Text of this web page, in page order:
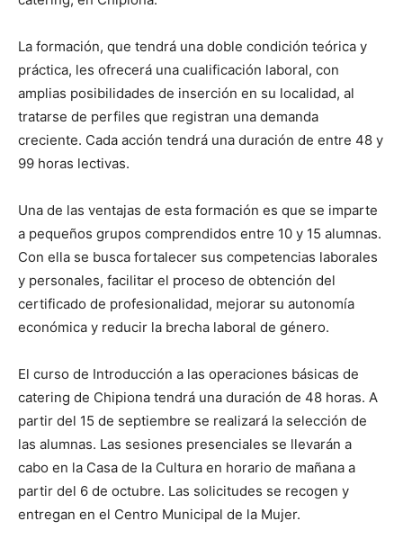
La formación, que tendrá una doble condición teórica y
práctica, les ofrecerá una cualificación laboral, con
amplias posibilidades de inserción en su localidad, al
tratarse de perfiles que registran una demanda
creciente. Cada acción tendrá una duración de entre 48 y
99 horas lectivas.
Una de las ventajas de esta formación es que se imparte
a pequeños grupos comprendidos entre 10 y 15 alumnas.
Con ella se busca fortalecer sus competencias laborales
y personales, facilitar el proceso de obtención del
certificado de profesionalidad, mejorar su autonomía
económica y reducir la brecha laboral de género.
El curso de Introducción a las operaciones básicas de
catering de Chipiona tendrá una duración de 48 horas. A
partir del 15 de septiembre se realizará la selección de
las alumnas. Las sesiones presenciales se llevarán a
cabo en la Casa de la Cultura en horario de mañana a
partir del 6 de octubre. Las solicitudes se recogen y
entregan en el Centro Municipal de la Mujer.